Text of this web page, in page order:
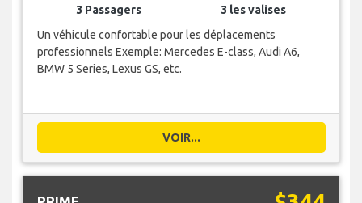
3 Passagers
3 les valises
Un véhicule confortable pour les déplacements
professionnels Exemple: Mercedes E-class, Audi A6,
BMW 5 Series, Lexus GS, etc.
VOIR...